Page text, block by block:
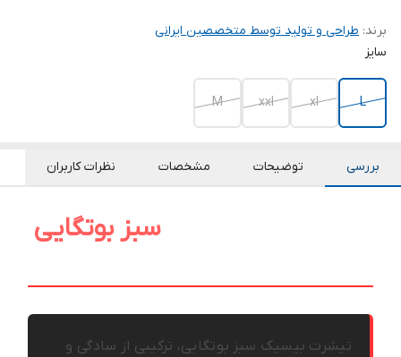
برند: طراحی و تولید توسط متخصصین ایرانی
سایز
L
xl
xxl
M
بررسی توضیحات مشخصات نظرات کاربران
سبز بوتگایی
تیشرت بیسیک سبز بوتگایی، ترکیبی از سادگی و